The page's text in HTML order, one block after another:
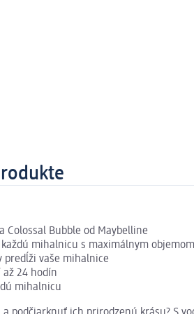
Colossal Bubble od Maybelline
mihalnicu s maximálnym objemom
predĺži vaše mihalnice
24 hodín
mihalnicu